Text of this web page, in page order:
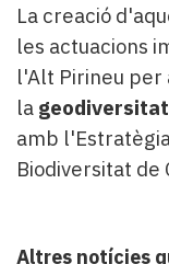
La creació
les actuacions
l'Alt Pirineu per
la geodiversitat
amb
Biodiversitat de
Altres notícies